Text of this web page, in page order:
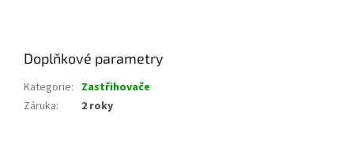
Doplňkové parametry
Kategorie: Zastřihovače
Záruka: 2 roky